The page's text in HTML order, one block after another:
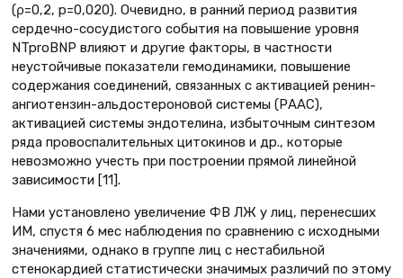
(ρ=0,2, р=0,020). Очевидно, в ранний период развития
сердечно-сосудистого события на повышение уровня
NTproBNP влияют и другие факторы, в частности
неустойчивые показатели гемодинамики, повышение
содержания соединений, связанных с активацией ренин-
ангиотензин-альдостероновой системы (РААС),
активацией системы эндотелина, избыточным синтезом
ряда провоспалительных цитокинов и др., которые
невозможно учесть при построении прямой линейной
зависимости [11].
Нами установлено увеличение ФВ ЛЖ у лиц, перенесших
ИМ, спустя 6 мес наблюдения по сравнению с исходными
значениями, однако в группе лиц с нестабильной
стенокардией статистически значимых различий по этому